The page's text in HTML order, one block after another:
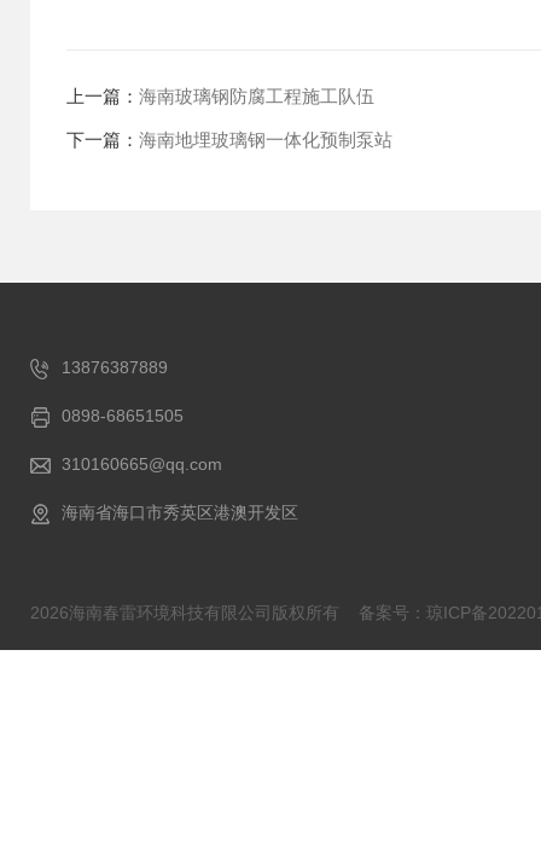
上一篇： 海南玻璃钢防腐工程施工队伍
下一篇： 海南地埋玻璃钢一体化预制泵站
13876387889
0898-68651505
310160665@qq.com
海南省海口市秀英区港澳开发区
2026海南春雷环境科技有限公司版权所有 备案号：琼ICP备